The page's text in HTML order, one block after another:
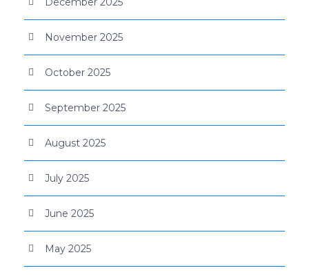
November 2025
October 2025
September 2025
August 2025
July 2025
June 2025
May 2025